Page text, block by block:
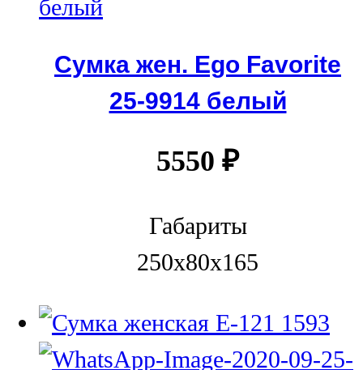
Сумка жен. Ego Favorite
25-9914 белый
5550 ₽
Габариты
250x80x165